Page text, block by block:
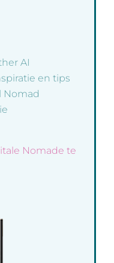
AI
en tips
Nomad
Nomade te